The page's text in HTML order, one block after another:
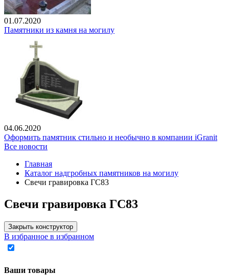
01.07.2020
Памятники из камня на могилу
04.06.2020
Оформить памятник стильно и необычно в компании iGranit
Все новости
Главная
Каталог надгробных памятников на могилу
Свечи гравировка ГС83
Свечи гравировка ГС83
Закрыть конструктор
В избранное в избранном
Ваши товары